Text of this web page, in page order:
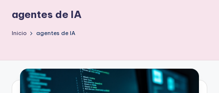
la
tecnología
actitud
multiplica
agentes de IA
Inicio agentes de IA